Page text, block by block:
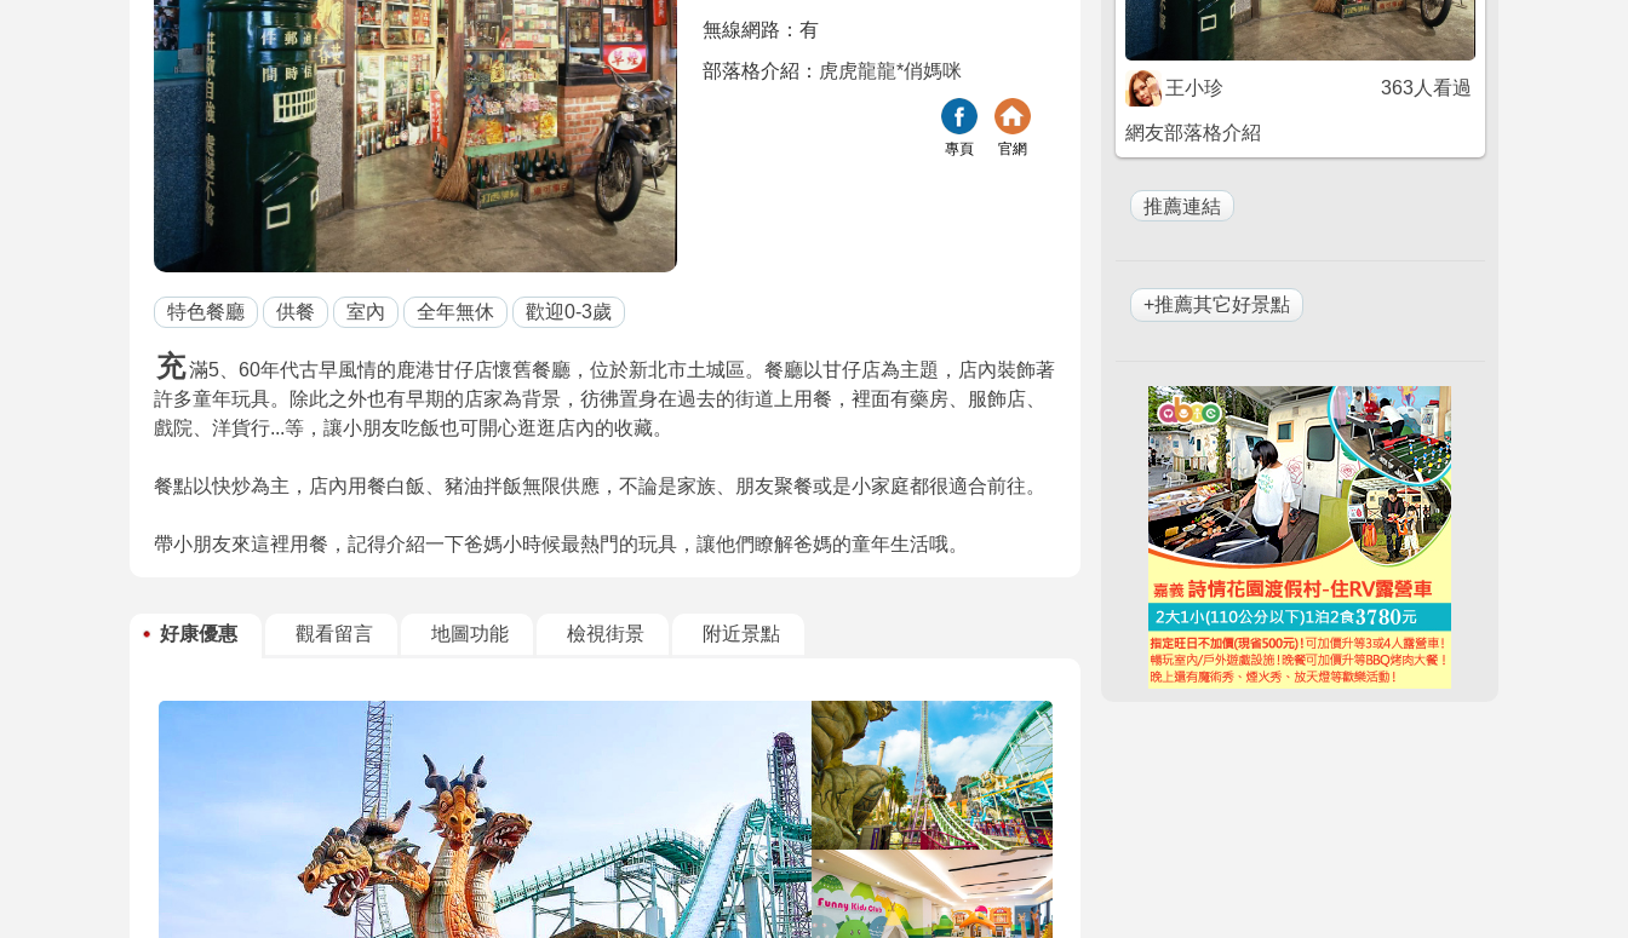
無線網路：有
部落格介紹： 虎虎龍龍*俏媽咪
專頁 官網
特色餐廳 供餐 室內 全年無休 歡迎0-3歲
充滿5、60年代古早風情的鹿港甘仔店懷舊餐廳，位於新北市土城區。餐廳以甘仔店為主題，店內裝飾著
許多童年玩具。除此之外也有早期的店家為背景，彷彿置身在過去的街道上用餐，裡面有藥房、服飾店、
戲院、洋貨行...等，讓小朋友吃飯也可開心逛逛店內的收藏。
餐點以快炒為主，店內用餐白飯、豬油拌飯無限供應，不論是家族、朋友聚餐或是小家庭都很適合前往。
帶小朋友來這裡用餐，記得介紹一下爸媽小時候最熱門的玩具，讓他們瞭解爸媽的童年生活哦。
好康優惠 觀看留言 地圖功能 檢視街景 附近景點
王小珍 363人看過
網友部落格介紹
+推薦其它好景點